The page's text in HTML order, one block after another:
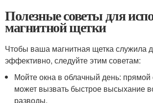
Полезные советы для
магнитной щетки
Чтобы ваша магнитная щетка служила
эффективно, следуйте этим советам:
Мойте окна в облачный день: прямой
может вызвать быстрое высыхание
разводы.